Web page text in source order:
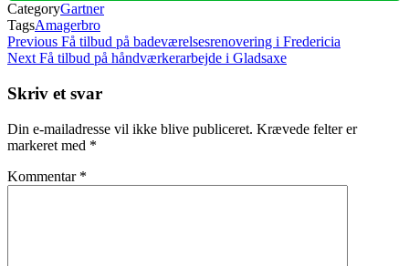
CategoryGartner
TagsAmagerbro
Indlægsnavigation
Previous
Post
Previous Få tilbud på badeværelsesrenovering i Fredericia
Next
Next Få tilbud på håndværkerarbejde i Gladsaxe
Skriv et svar
Din e-mailadresse vil ikke blive publiceret. Krævede felter er
markeret med *
Kommentar *